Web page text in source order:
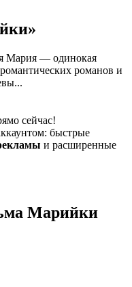
Мария — одинокая
романов и
сейчас!
быстрые
и расширенные
Марийки